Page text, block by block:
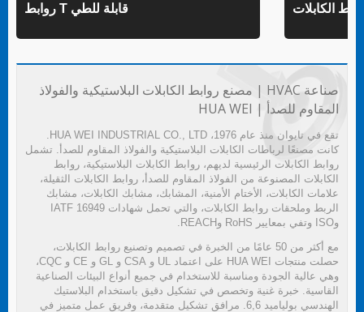
روابط T قابلة للطي
صناعة HVAC | مصنع روابط الكابلات البلاستيكية والفولاذ
المقاوم للصدأ | HUA WEI
كانت مصنعًا لرباطات الكابلات البلاستيكية والفولاذ المقاوم للصدأ. تشمل
روابط الكابلات الرئيسية لديهم، روابط الكابلات البلاستيكية، روابط
الكابلات المصنوعة من الفولاذ المقاوم للصدأ، روابط الكابلات الثقيلة،
علامات الكابلات، الأختام الأمنية، المشابك، مشابك الكابلات، مشابك
الربط وملحقات روابط الكابلات، والتي تحمل شهادات IATF 16949
وISO وتفي بمعايير RoHS وREACH.
مع أكثر من 50 عامًا من الخبرة في تصميم وتصنيع روابط الكابلات،
حصلت منتجات HUA WEI على اعتماد UL و CSA و GL و CE و CQC،
وهي عالية الجودة ومناسبة للاستخدام في جميع أنواع البيئات الصناعية
القاسية. خبرة غنية وتخصص في تشكيل دقيق باستخدام البلاستيك
الهندسي بولياميد 6,6. مرافق تشكيل متقدمة، وفريق عمل متميز في